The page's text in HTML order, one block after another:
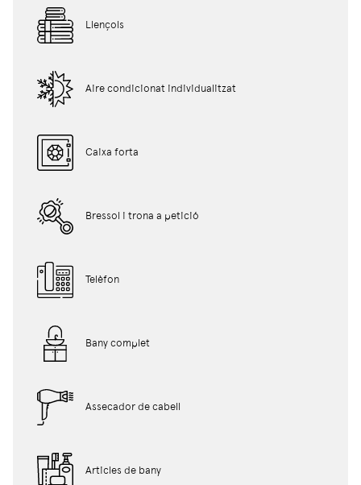
Llençols
Aire condicionat individualitzat
Caixa forta
Bressol i trona a petició
Telèfon
Bany complet
Assecador de cabell
Articles de bany